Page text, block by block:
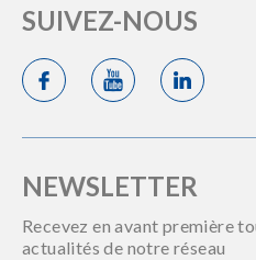
SUIVEZ-NOUS
NEWSLETTER
Recevez en avant première
actualités de notre réseau